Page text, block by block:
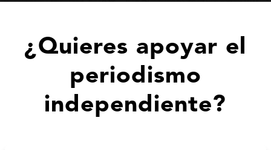
¿Quieres apoyar el
periodismo
independiente?